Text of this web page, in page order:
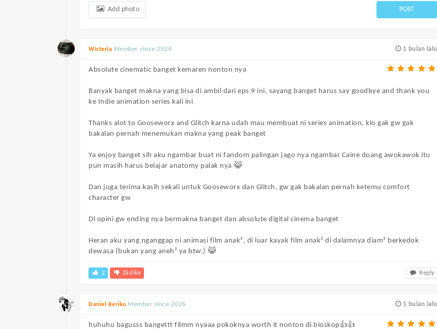
Add photo POST
1 bulan lalu
Wisteria Member since 2026
Absolute cinematic banget kemaren nonton nya
Banyak banget makna yang bisa di ambil dari eps 9 ini, sayang banget harus say goodbye and thank you
ke Indie animation series kali ini
Thanks alot to Gooseworx and Glitch karna udah mau membuat ni series animation, klo gak gw gak
bakalan pernah menemukan makna yang peak banget
Ya enjoy banget sih aku ngambar buat ni fandom palingan jago nya ngambar Caine doang awokawok itu
pun masih harus belajar anatomy palak nya 😹
Dan juga terima kasih sekali untuk Gooseworx dan Glitch, gw gak bakalan pernah ketemu comfort
character gw
Di opini gw ending nya bermakna banget dan absolute digital cinema banget
Heran aku yang nganggap ni animasi film anak², di luar kayak film anak² di dalamnya diam² berkedok
dewasa (bukan yang aneh² ya btw.) 😹
2 Dislike Reply
1 bulan lalu
Daniel Reriko Member since 2026
huhuhu bagusss bangettt filmm nyaaa pokoknya worth it nonton di bioskop👍👍